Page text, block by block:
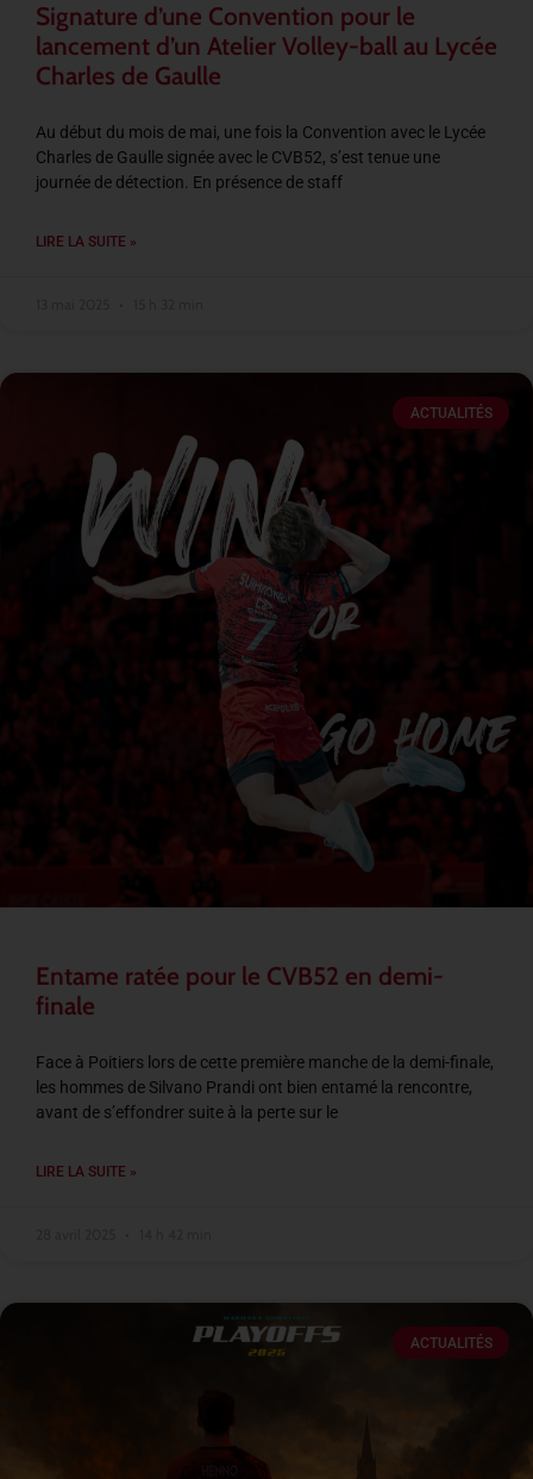
Signature d’une Convention pour le
lancement d’un Atelier Volley-ball au Lycée
Charles de Gaulle
Au début du mois de mai, une fois la Convention avec le Lycée
Charles de Gaulle signée avec le CVB52, s’est tenue une
journée de détection. En présence de staff
LIRE LA SUITE »
ACTUALITÉS
Entame ratée pour le CVB52 en demi-
finale
Face à Poitiers lors de cette première manche de la demi-finale,
les hommes de Silvano Prandi ont bien entamé la rencontre,
avant de s’effondrer suite à la perte sur le
LIRE LA SUITE »
ACTUALITÉS